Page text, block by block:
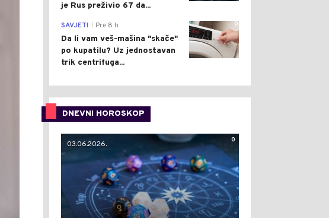
je Rus preživio 67 da...
0
SAVJETI Pre 8 h
Da li vam veš-mašina "skače"
po kupatilu? Uz jednostavan
trik centrifuga...
DNEVNI HOROSKOP
0
03.06.2026.